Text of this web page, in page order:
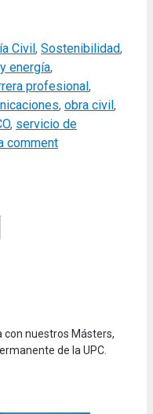
Civil, Sostenibilidad,
energía,
profesional,
, obra civil,
, servicio de
comment
con nuestros Másters,
de la UPC.